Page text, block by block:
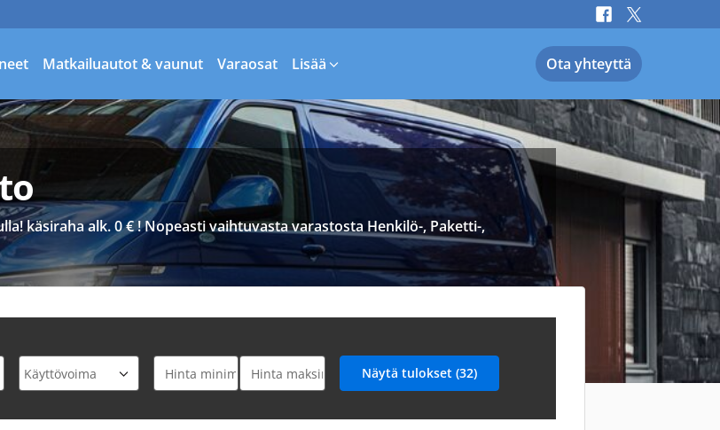
Matkailuautot & vaunut Varaosat Lisää Ota yhteyttä
käsiraha alk. 0 € ! Nopeasti vaihtuvasta varastosta Henkilö-, Paketti-,